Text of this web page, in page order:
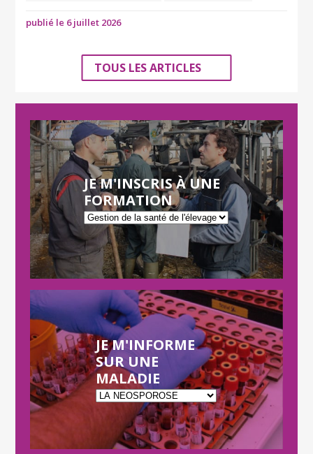
TOUS LES ARTICLES
publié le 6 juillet 2026
JE M'INSCRIS À UNE
FORMATION
JE M'INFORME
SUR UNE
MALADIE